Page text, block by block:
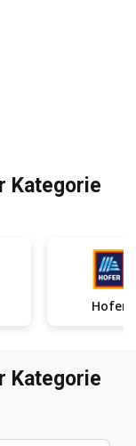
Kategorie
Hofer
Kategorie